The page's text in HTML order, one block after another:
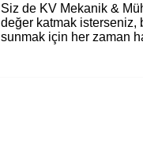
Siz de KV Mekanik &
değer katmak isterseniz,
sunmak için her zaman